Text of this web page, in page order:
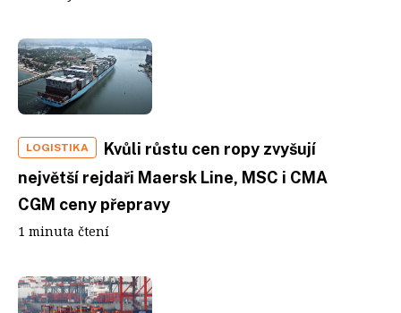
LOGISTIKA
Kvůli růstu cen ropy zvyšují
největší rejdaři Maersk Line, MSC i CMA
CGM ceny přepravy
1 minuta čtení